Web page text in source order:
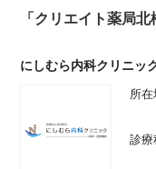
「クリエイト薬局
にしむら内科クリニッ
所
診療